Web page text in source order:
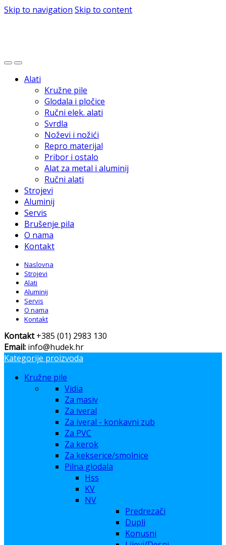
Skip to navigation Skip to content
Alati
Kružne pile
Glodala i pločice
Ručni elek. alati
Svrdla
Noževi i nožići
Repro materijal
Pribor i ostalo
Alat za metal i aluminij
Ručni alati
Strojevi
Aluminij
Servis
Brušenje pila
O nama
Kontakt
Naslovna
Strojevi
Alati
Aluminij
Servis
O nama
Kontakt
Kontakt+385 (01) 2983 130
Email: info@hudek.hr
Kategorije proizvoda
Kružne pile
Vidia
Za masiv
Za iveral
Za iveral - konkavni zub
Za PVC
Za kerok
Za kekserice/smolnice
Pilna glodala
Hss
KV
NV
Predrezači
Dupli
Konusni